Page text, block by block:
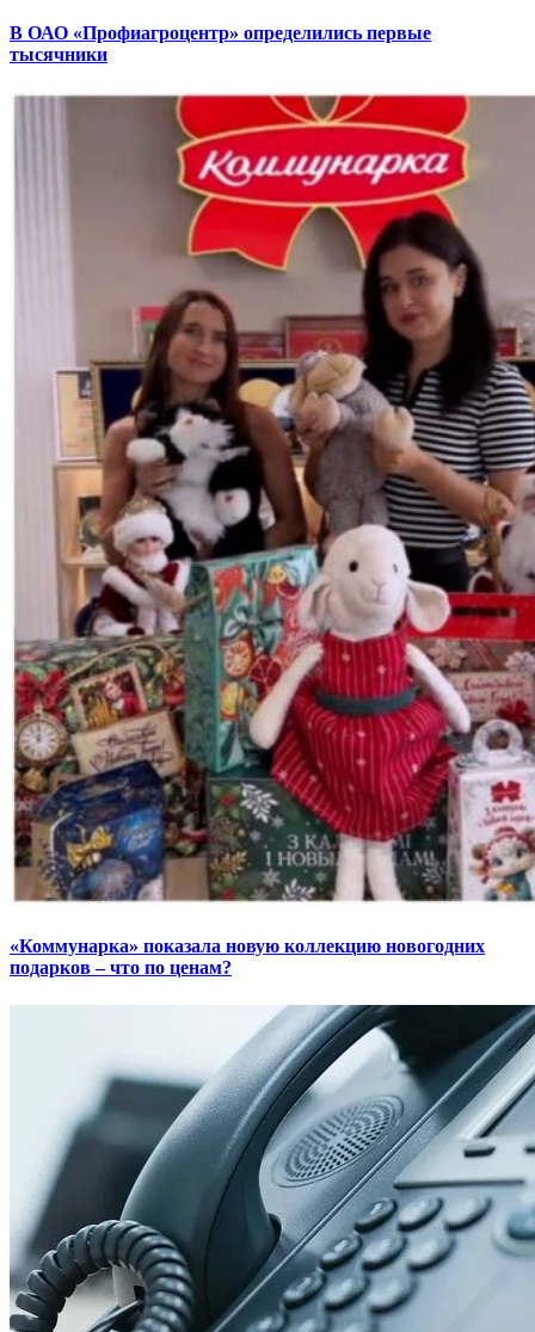
В ОАО «Профиагроцентр» определились первые
тысячники
«Коммунарка» показала новую коллекцию новогодних
подарков – что по ценам?